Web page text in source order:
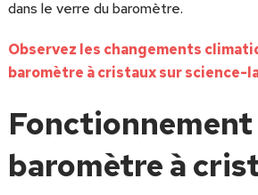
dans le verre du baromètre.
Observez les changements
baromètre à cristaux sur science-
Fonctionnement
baromètre à